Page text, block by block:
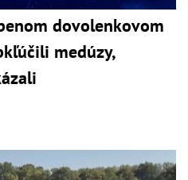
dovolenkovom
medúzy,